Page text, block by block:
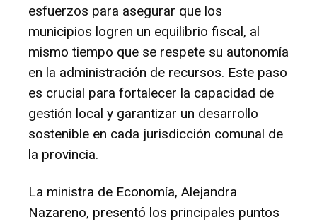
esfuerzos para asegurar que los
municipios logren un equilibrio fiscal, al
mismo tiempo que se respete su autonomía
en la administración de recursos. Este paso
es crucial para fortalecer la capacidad de
gestión local y garantizar un desarrollo
sostenible en cada jurisdicción comunal de
la provincia.
La ministra de Economía, Alejandra
Nazareno, presentó los principales puntos